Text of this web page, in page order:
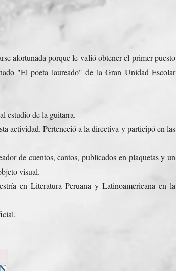
afortunada porque le valió obtener el primer puesto
"El poeta laureado" de la Gran Unidad Escolar
estudio de la guitarra.
actividad. Perteneció a la directiva y participó en las
de cuentos, cantos, publicados en plaquetas y un
visual.
en Literatura Peruana y Latinoamericana en la